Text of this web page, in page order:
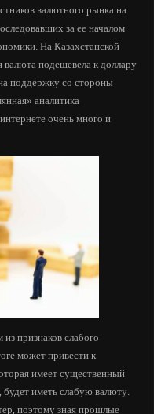
валютного рынка на
за ее началом
На Казахстанской
подешевела к доллару
поддержку со стороны
аналитика
очень много и
признаков слабого
может привести к
имеет существенный
будет иметь слабую валюту.
поэтому зная прошлые